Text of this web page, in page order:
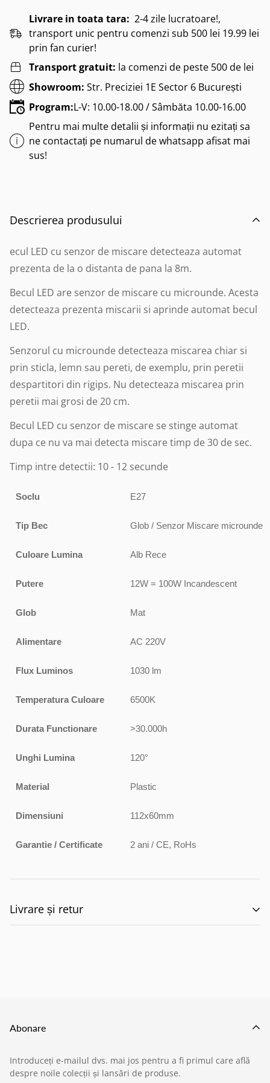
Livrare in toata tara: 2-4 zile lucratoare!,
transport unic pentru comenzi sub 500 lei 19.99 lei
prin fan curier!
Transport gratuit: la comenzi de peste 500 de lei
Showroom: Str. Preciziei 1E Sector 6 București
Program:L-V: 10.00-18.00 / Sâmbăta 10.00-16.00
Pentru mai multe detalii și informații nu ezitați sa
ne contactați pe numarul de whatsapp afisat mai
sus!
Descrierea produsului
ecul LED cu senzor de miscare detecteaza automat
prezenta de la o distanta de pana la 8m.
Becul LED are senzor de miscare cu microunde. Acesta
detecteaza prezenta miscarii si aprinde automat becul
LED.
Senzorul cu microunde detecteaza miscarea chiar si
prin sticla, lemn sau pereti, de exemplu, prin peretii
despartitori din rigips. Nu detecteaza miscarea prin
peretii mai grosi de 20 cm.
Becul LED cu senzor de miscare se stinge automat
dupa ce nu va mai detecta miscare timp de 30 de sec.
Timp intre detectii: 10 - 12 secunde
Soclu E27
Tip Bec Glob / Senzor Miscare microunde
Culoare Lumina Alb Rece
Putere 12W = 100W Incandescent
Glob Mat
Alimentare AC 220V
Flux Luminos 1030 lm
Temperatura Culoare 6500K
Durata Functionare >30.000h
Unghi Lumina 120°
Material Plastic
Dimensiuni 112x60mm
Garantie / Certificate 2 ani / CE, RoHs
Livrare și retur
Această politică reglementează modul în care
produsele comandate de pe site-ul nostru sunt livrate
Abonare
Introduceți e-mailul dvs. mai jos pentru a fi primul care află
despre noile colecții și lansări de produse.